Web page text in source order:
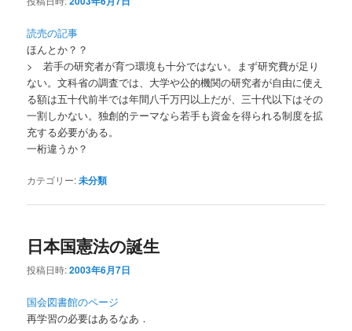
読売の記事
ほんとか？？
> 若手の研究者が育つ環境も十分ではない。まず研究費が足り
ない。文科省の調査では、大学や公的機関の研究者が自由に使え
る額は五十代前半では年間八千万円以上だが、三十代以下はその
一割しかない。独創的テーマなら若手も資金を得られる制度を拡
充する必要がある。
一桁違うか？
カテゴリー:未分類
日本国憲法の誕生
投稿日時:2003年6月7日
国会図書館のページ
再学習の必要はあるなあ．